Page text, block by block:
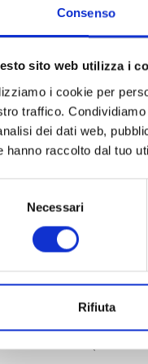
Consenso
sito web utilizza i
i cookie per
traffico.
dei dati web,
hanno raccolto dal tuo
Necessari
Rifiuta
In Revue
Le
un
de
trois
le